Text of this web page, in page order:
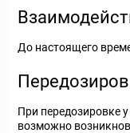
До настоящего
При передозировке
возможно